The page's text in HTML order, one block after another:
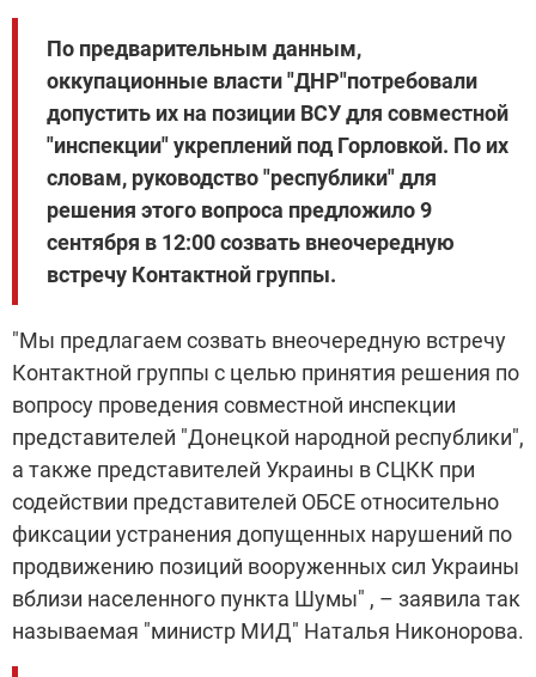
По предварительным данным,
оккупационные власти "ДНР"потребовали
допустить их на позиции ВСУ для совместной
"инспекции" укреплений под Горловкой. По их
словам, руководство "республики" для
решения этого вопроса предложило 9
сентября в 12:00 созвать внеочередную
встречу Контактной группы.
"Мы предлагаем созвать внеочередную встречу
Контактной группы с целью принятия решения по
вопросу проведения совместной инспекции
представителей "Донецкой народной республики",
а также представителей Украины в СЦКК при
содействии представителей ОБСЕ относительно
фиксации устранения допущенных нарушений по
продвижению позиций вооруженных сил Украины
вблизи населенного пункта Шумы" , – заявила так
называемая "министр МИД" Наталья Никонорова.